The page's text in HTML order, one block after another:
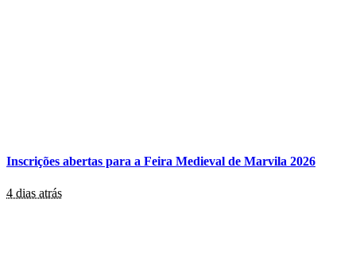
Inscrições abertas para a Feira Medieval de Marvila 2026
4 dias atrás